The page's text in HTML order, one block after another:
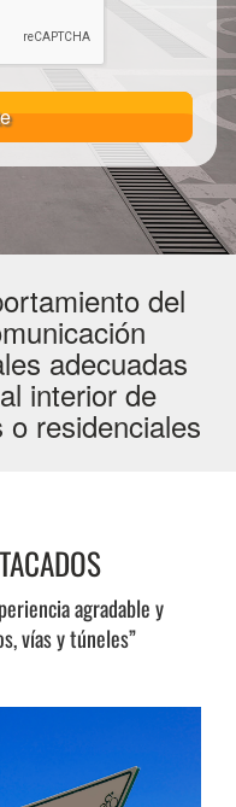
del
adecuadas
interior de
residenciales
agradable y
vías y túneles”